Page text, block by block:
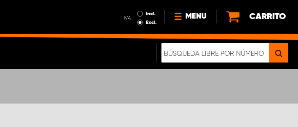
IVA
Incl.
Excl.
MENU
NOTICIAS
CARRITO